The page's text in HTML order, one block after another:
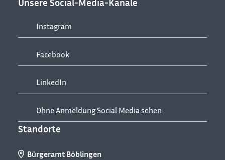
Unsere Social-Media-Kanäle
Instagram
Facebook
LinkedIn
Ohne Anmeldung Social Media sehen
Standorte
Bürgeramt Böblingen